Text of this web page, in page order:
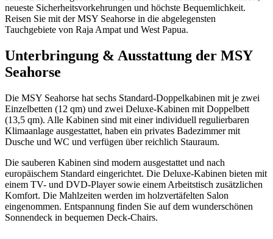
neueste Sicherheitsvorkehrungen und höchste Bequemlichkeit.
Reisen Sie mit der MSY Seahorse in die abgelegensten
Tauchgebiete von Raja Ampat und West Papua.
Unterbringung & Ausstattung der MSY
Seahorse
Die MSY Seahorse hat sechs Standard-Doppelkabinen mit je zwei
Einzelbetten (12 qm) und zwei Deluxe-Kabinen mit Doppelbett
(13,5 qm). Alle Kabinen sind mit einer individuell regulierbaren
Klimaanlage ausgestattet, haben ein privates Badezimmer mit
Dusche und WC und verfügen über reichlich Stauraum.
Die sauberen Kabinen sind modern ausgestattet und nach
europäischem Standard eingerichtet. Die Deluxe-Kabinen bieten mit
einem TV- und DVD-Player sowie einem Arbeitstisch zusätzlichen
Komfort. Die Mahlzeiten werden im holzvertäfelten Salon
eingenommen. Entspannung finden Sie auf dem wunderschönen
Sonnendeck in bequemen Deck-Chairs.